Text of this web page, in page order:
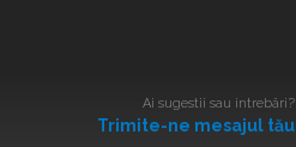
Ai sugestii sau intrebări?
Trimite-ne mesajul tău